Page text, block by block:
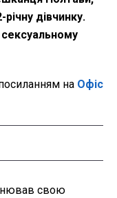
дівчинку.
на Офіс
свою